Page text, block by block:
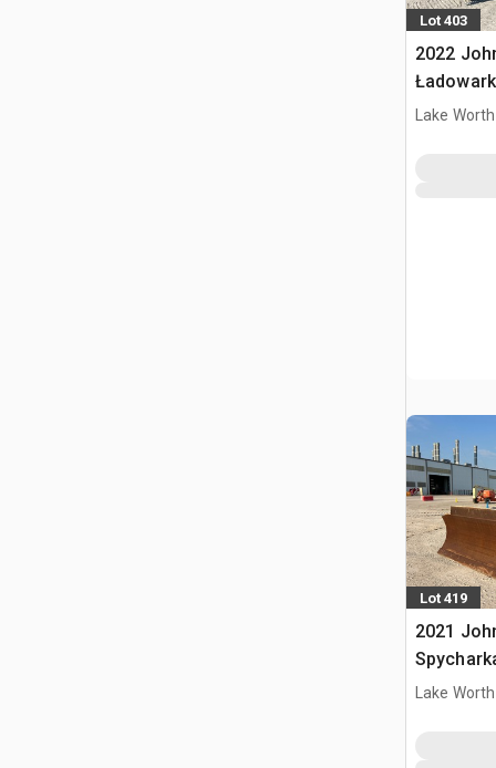
Lot 403
2022
Lake
Lot 419
2021
Lake